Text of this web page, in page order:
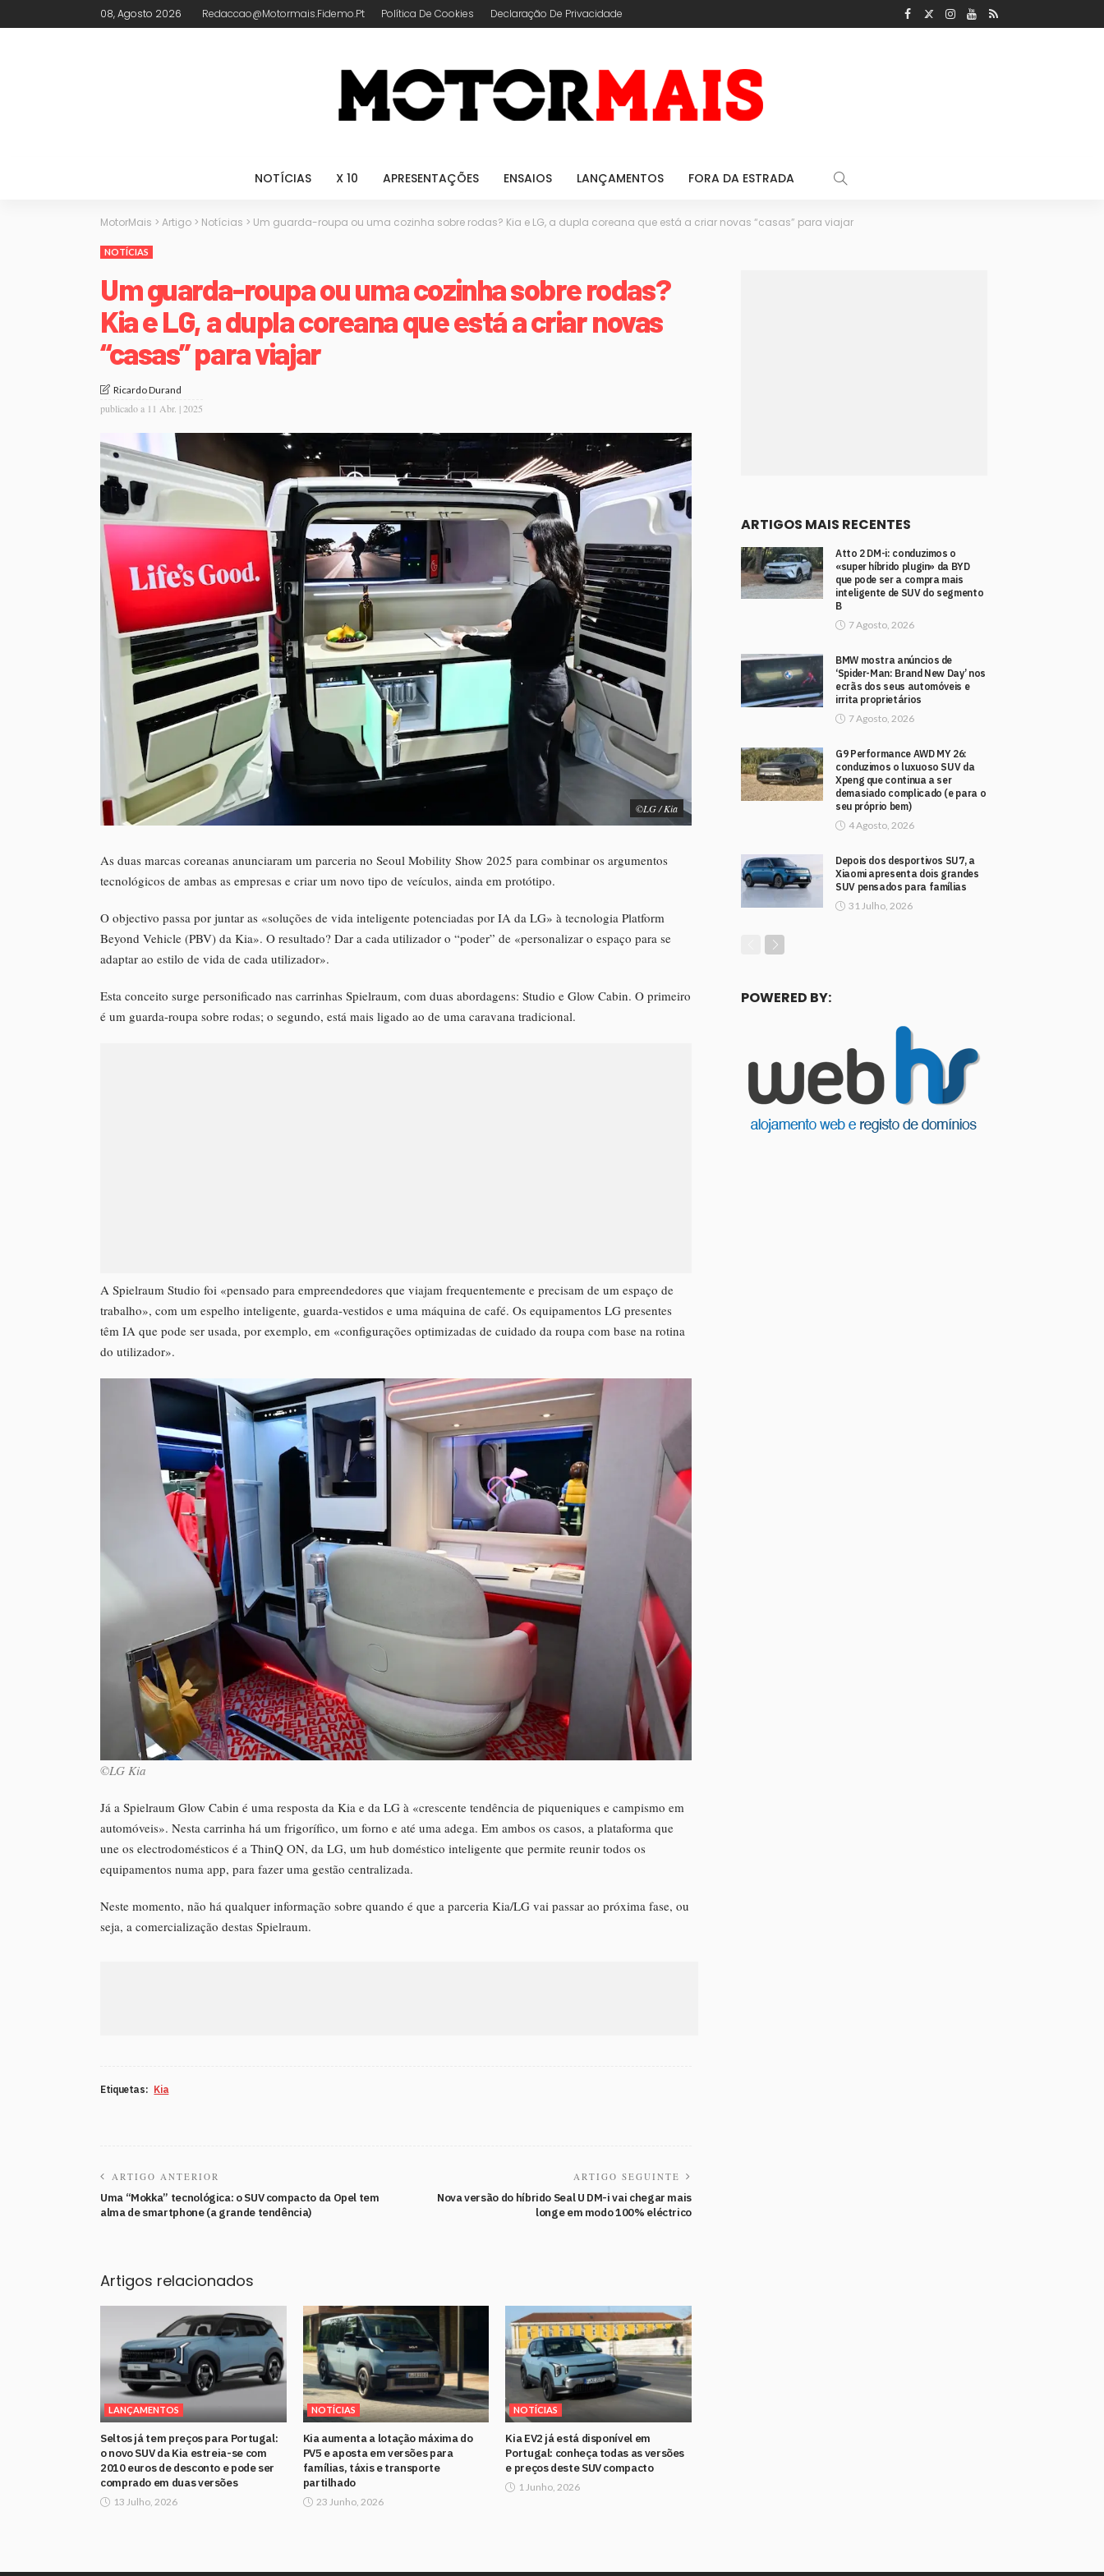
08, Agosto 2026 Redaccao@motormais.fidemo.pt Política De Cookies Declaração De Privacidade
NOTÍCIAS X 10 APRESENTAÇÕES ENSAIOS LANÇAMENTOS FORA DA ESTRADA
MotorMais > Artigo > Notícias > Um guarda-roupa ou uma cozinha sobre rodas? Kia e LG, a dupla coreana que está a criar novas “casas” para viajar
NOTÍCIAS
Um guarda-roupa ou uma cozinha sobre rodas?
Kia e LG, a dupla coreana que está a criar novas
“casas” para viajar
Ricardo Durand
publicado a 11 Abr. | 2025
©LG / Kia
As duas marcas coreanas anunciaram um parceria no Seoul Mobility Show 2025 para combinar os argumentos
tecnológicos de ambas as empresas e criar um novo tipo de veículos, ainda em protótipo.
O objectivo passa por juntar as «soluções de vida inteligente potenciadas por IA da LG» à tecnologia Platform
Beyond Vehicle (PBV) da Kia». O resultado? Dar a cada utilizador o “poder” de «personalizar o espaço para se
adaptar ao estilo de vida de cada utilizador».
Esta conceito surge personificado nas carrinhas Spielraum, com duas abordagens: Studio e Glow Cabin. O primeiro
é um guarda-roupa sobre rodas; o segundo, está mais ligado ao de uma caravana tradicional.
A Spielraum Studio foi «pensado para empreendedores que viajam frequentemente e precisam de um espaço de
trabalho», com um espelho inteligente, guarda-vestidos e uma máquina de café. Os equipamentos LG presentes
têm IA que pode ser usada, por exemplo, em «configurações optimizadas de cuidado da roupa com base na rotina
do utilizador».
©LG Kia
Já a Spielraum Glow Cabin é uma resposta da Kia e da LG à «crescente tendência de piqueniques e campismo em
automóveis». Nesta carrinha há um frigorífico, um forno e até uma adega. Em ambos os casos, a plataforma que
une os electrodomésticos é a ThinQ ON, da LG, um hub doméstico inteligente que permite reunir todos os
equipamentos numa app, para fazer uma gestão centralizada.
Neste momento, não há qualquer informação sobre quando é que a parceria Kia/LG vai passar ao próxima fase, ou
seja, a comercialização destas Spielraum.
Etiquetas: Kia
ARTIGO ANTERIOR
Uma “Mokka” tecnológica: o SUV compacto da Opel tem
alma de smartphone (a grande tendência)
ARTIGO SEGUINTE
Nova versão do híbrido Seal U DM-i vai chegar mais
longe em modo 100% eléctrico
Artigos relacionados
LANÇAMENTOS
Seltos já tem preços para Portugal:
o novo SUV da Kia estreia-se com
2010 euros de desconto e pode ser
comprado em duas versões
13 Julho, 2026
NOTÍCIAS
Kia aumenta a lotação máxima do
PV5 e aposta em versões para
famílias, táxis e transporte
partilhado
23 Junho, 2026
NOTÍCIAS
Kia EV2 já está disponível em
Portugal: conheça todas as versões
e preços deste SUV compacto
1 Junho, 2026
ARTIGOS MAIS RECENTES
Atto 2 DM-i: conduzimos o
«super híbrido plugin» da BYD
que pode ser a compra mais
inteligente de SUV do segmento
B
7 Agosto, 2026
BMW mostra anúncios de
‘Spider-Man: Brand New Day’ nos
ecrãs dos seus automóveis e
irrita proprietários
7 Agosto, 2026
G9 Performance AWD MY 26:
conduzimos o luxuoso SUV da
Xpeng que continua a ser
demasiado complicado (e para o
seu próprio bem)
4 Agosto, 2026
Depois dos desportivos SU7, a
Xiaomi apresenta dois grandes
SUV pensados para famílias
31 Julho, 2026
POWERED BY: